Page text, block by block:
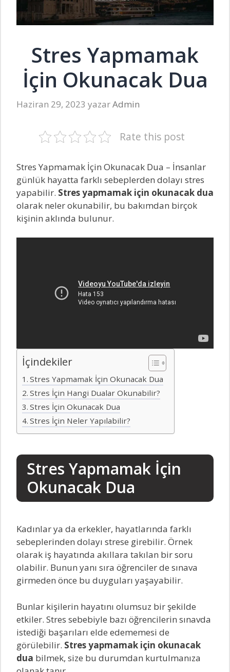
Stres Yapmamak
İçin Okunacak Dua
Haziran 29, 2023 yazarAdmin
Rate this post
Stres Yapmamak İçin Okunacak Dua – İnsanlar
günlük hayatta farklı sebeplerden dolayı stres
yapabilir. Stres yapmamak için okunacak dua
olarak neler okunabilir, bu bakımdan birçok
kişinin aklında bulunur.
İçindekiler
Stres Yapmamak İçin Okunacak Dua
Stres İçin Hangi Dualar Okunabilir?
Stres İçin Okunacak Dua
Stres İçin Neler Yapılabilir?
Stres Yapmamak İçin
Okunacak Dua
Kadınlar ya da erkekler, hayatlarında farklı
sebeplerinden dolayı strese girebilir. Örnek
olarak iş hayatında akıllara takılan bir soru
olabilir. Bunun yanı sıra öğrenciler de sınava
girmeden önce bu duyguları yaşayabilir.
Bunlar kişilerin hayatını olumsuz bir şekilde
etkiler. Stres sebebiyle bazı öğrencilerin sınavda
istediği başarıları elde edememesi de
görülebilir. Stres yapmamak için okunacak
dua bilmek, size bu durumdan kurtulmanıza